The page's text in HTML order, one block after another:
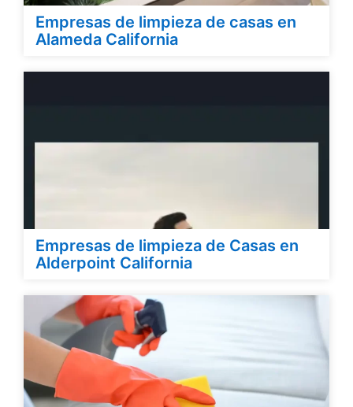
Empresas de limpieza de casas en
Alameda California
Empresas de limpieza de Casas en
Alderpoint California